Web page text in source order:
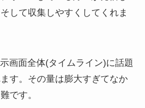
して収集しやすくしてくれま
画面全体(タイムライン)に話題
す。その量は膨大すぎてなか
です。